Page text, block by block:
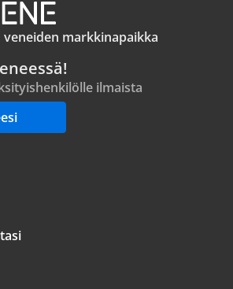
markkinapaikka
ilmaista